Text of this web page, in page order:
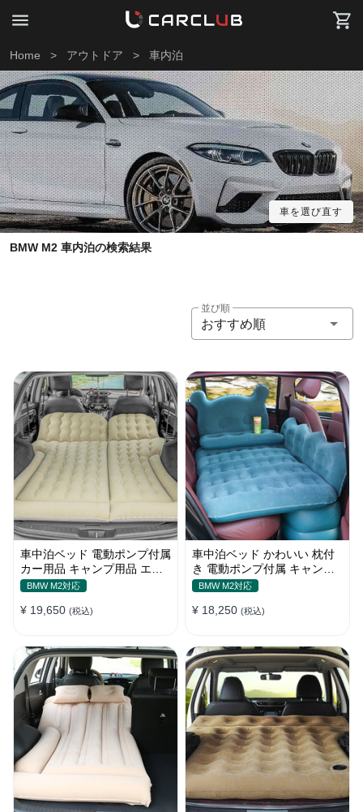
Home > アウトドア > 車内泊
車を選び直す
BMW M2 車内泊の検索結果
並び順
おすすめ順
車中泊ベッド 電動ポンプ付属
カー用品 キャンプ用品 エア
ーベッド SUV車 普通車適用
BMW M2対応
¥ 19,650 (税込)
車中泊ベッド かわいい 枕付
き 電動ポンプ付属 キャンプ
用品 エアーベッド 普通車
BMW M2対応
¥ 18,250 (税込)